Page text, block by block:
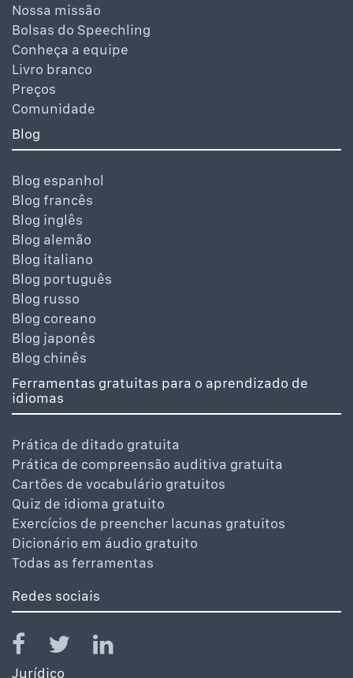
Nossa missão
Bolsas do Speechling
Conheça a equipe
Livro branco
Preços
Comunidade
Blog
Blog espanhol
Blog francês
Blog inglês
Blog alemão
Blog italiano
Blog português
Blog russo
Blog coreano
Blog japonês
Blog chinês
Ferramentas gratuitas para o aprendizado de
idiomas
Prática de ditado gratuita
Prática de compreensão auditiva gratuita
Cartões de vocabulário gratuitos
Quiz de idioma gratuito
Exercícios de preencher lacunas gratuitos
Dicionário em áudio gratuito
Todas as ferramentas
Redes sociais
Jurídico